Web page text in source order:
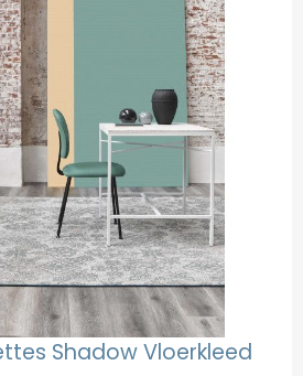
Shadow Vloerkleed